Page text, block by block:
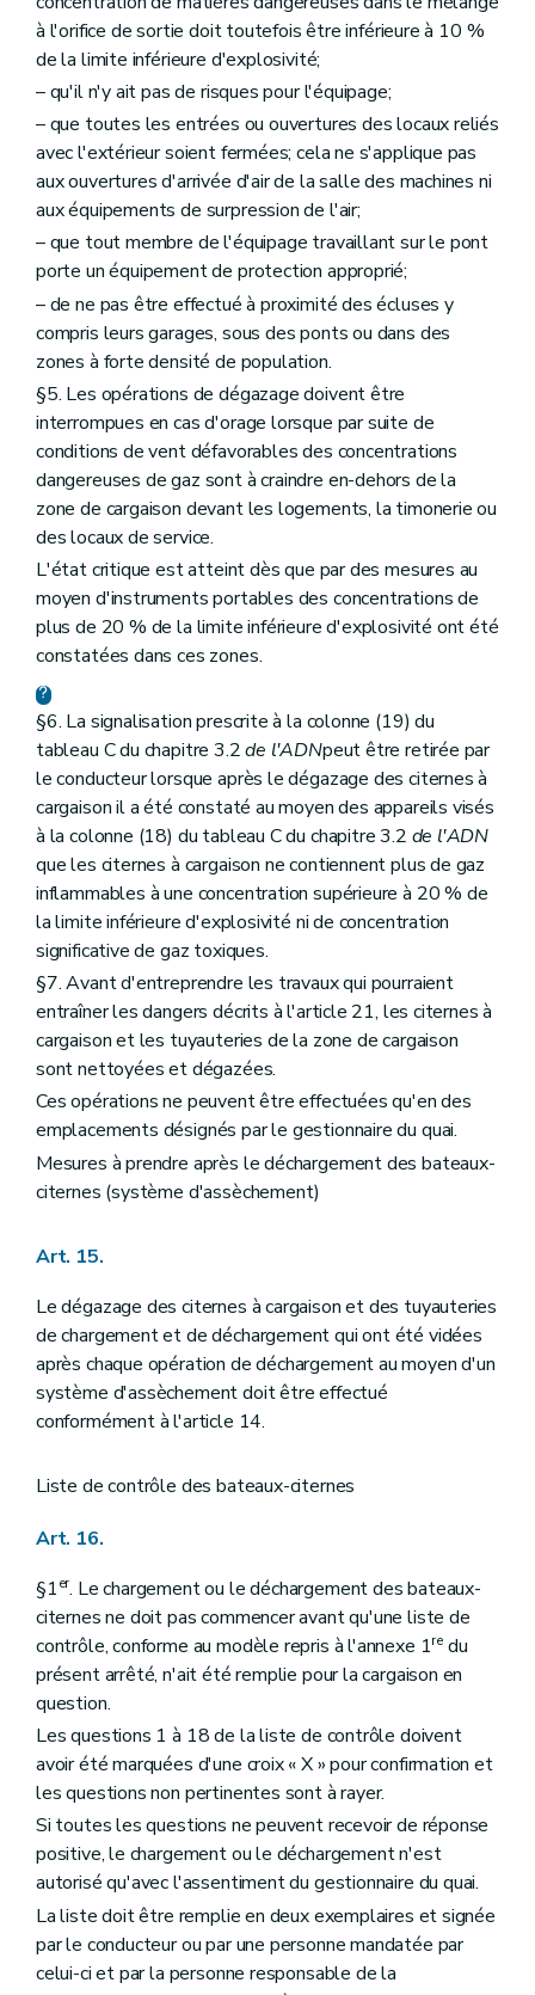
à l'orifice de sortie doit toutefois être inférieure à 10 %
de la limite inférieure d'explosivité;
– qu'il n'y ait pas de risques pour l'équipage;
– que toutes les entrées ou ouvertures des locaux reliés
avec l'extérieur soient fermées; cela ne s'applique pas
aux ouvertures d'arrivée d'air de la salle des machines ni
aux équipements de surpression de l'air;
– que tout membre de l'équipage travaillant sur le pont
porte un équipement de protection approprié;
– de ne pas être effectué à proximité des écluses y
compris leurs garages, sous des ponts ou dans des
zones à forte densité de population.
§5. Les opérations de dégazage doivent être
interrompues en cas d'orage lorsque par suite de
conditions de vent défavorables des concentrations
dangereuses de gaz sont à craindre en-dehors de la
zone de cargaison devant les logements, la timonerie ou
des locaux de service.
L'état critique est atteint dès que par des mesures au
moyen d'instruments portables des concentrations de
plus de 20 % de la limite inférieure d'explosivité ont été
constatées dans ces zones.
§6. La signalisation prescrite à la colonne (19) du
tableau C du chapitre 3.2de l'ADNpeut être retirée par
le conducteur lorsque après le dégazage des citernes à
cargaison il a été constaté au moyen des appareils visés
à la colonne (18) du tableau C du chapitre 3.2 de l'ADN
que les citernes à cargaison ne contiennent plus de gaz
inflammables à une concentration supérieure à 20 % de
la limite inférieure d'explosivité ni de concentration
significative de gaz toxiques.
§7. Avant d'entreprendre les travaux qui pourraient
entraîner les dangers décrits à l'article 21, les citernes à
cargaison et les tuyauteries de la zone de cargaison
sont nettoyées et dégazées.
Ces opérations ne peuvent être effectuées qu'en des
emplacements désignés par le gestionnaire du quai.
Mesures à prendre après le déchargement des bateaux-
citernes (système d'assèchement)
Art. 15.
Le dégazage des citernes à cargaison et des tuyauteries
de chargement et de déchargement qui ont été vidées
après chaque opération de déchargement au moyen d'un
système d'assèchement doit être effectué
conformément à l'article 14.
Liste de contrôle des bateaux-citernes
Art. 16.
§1er. Le chargement ou le déchargement des bateaux-
citernes ne doit pas commencer avant qu'une liste de
contrôle, conforme au modèle repris à l'annexe 1re du
présent arrêté, n'ait été remplie pour la cargaison en
question.
Les questions 1 à 18 de la liste de contrôle doivent
avoir été marquées d'une croix « X » pour confirmation et
les questions non pertinentes sont à rayer.
Si toutes les questions ne peuvent recevoir de réponse
positive, le chargement ou le déchargement n'est
autorisé qu'avec l'assentiment du gestionnaire du quai.
La liste doit être remplie en deux exemplaires et signée
par le conducteur ou par une personne mandatée par
celui-ci et par la personne responsable de la